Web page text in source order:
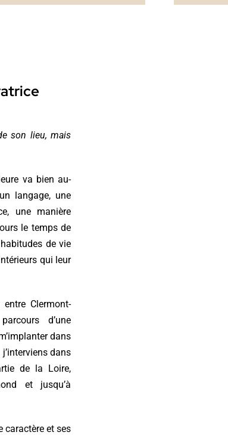
son lieu, mais
va bien au-
langage, une
une manière
le temps de
de vie
qui leur
entre Clermont-
d’une
dans
dans
de la Loire,
et jusqu’à
caractère et ses